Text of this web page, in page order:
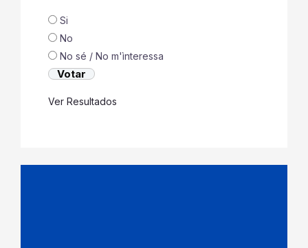
Si
No
No sé / No m'ìnteressa
Ver Resultados